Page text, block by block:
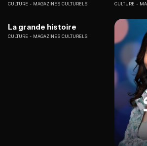
CULTURE MAGAZINES CULTURELS CULTURE
La grande histoire
CULTURE MAGAZINES CULTURELS